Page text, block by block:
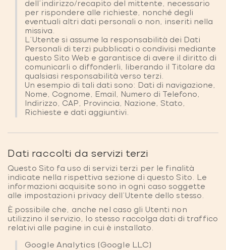
dell'indirizzo/recapito del mittente, necessario
per rispondere alle richieste, nonché degli
eventuali altri dati personali o non, inseriti nella
missiva.
L'Utente si assume la responsabilità dei Dati
Personali di terzi pubblicati o condivisi mediante
questo Sito Web e garantisce di avere il diritto di
comunicarli o diffonderli, liberando il Titolare da
qualsiasi responsabilità verso terzi.
Un esempio di tali dati sono: Dati di navigazione,
Nome, Cognome, Email, Numero di Telefono,
Indirizzo, CAP, Provincia, Nazione, Stato,
Richieste e dati aggiuntivi.
Dati raccolti da servizi terzi
Questo Sito fa uso di servizi terzi per le finalità
indicate nella rispettiva sezione di questo Sito. Le
informazioni acquisite sono in ogni caso soggette
alle impostazioni privacy dell’Utente dello stesso.
È possibile che, anche nel caso gli Utenti non
utilizzino il servizio, lo stesso raccolga dati di traffico
relativi alle pagine in cui è installato.
Google Analytics (Google LLC)